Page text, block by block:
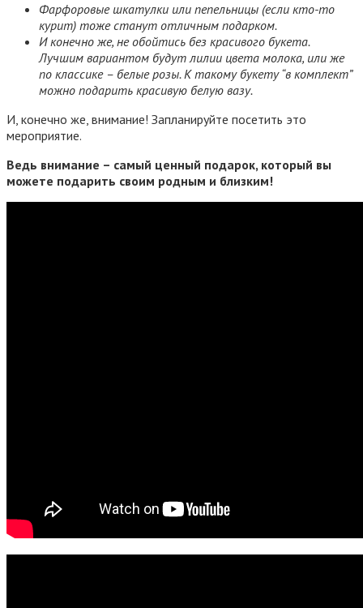
Фарфоровые шкатулки или пепельницы (если кто-то
курит) тоже станут отличным подарком.
И конечно же, не обойтись без красивого букета.
Лучшим вариантом будут лилии цвета молока, или же
по классике – белые розы. К такому букету “в комплект”
можно подарить красивую белую вазу.
И, конечно же, внимание! Запланируйте посетить это
мероприятие.
Ведь внимание – самый ценный подарок, который вы
можете подарить своим родным и близким!